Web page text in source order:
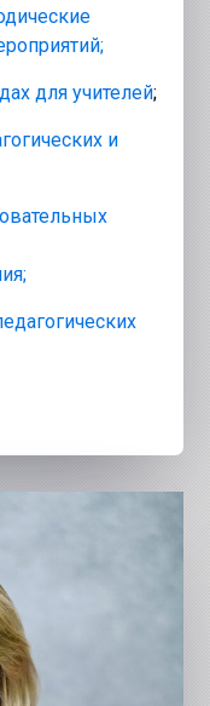
для учителей;
и